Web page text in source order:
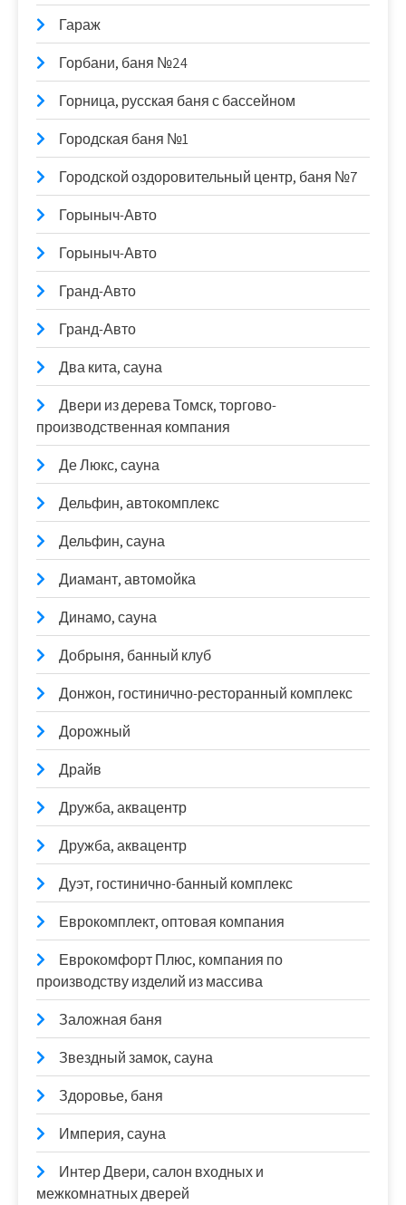
Гараж
Горбани, баня №24
Горница, русская баня с бассейном
Городская баня №1
Городской оздоровительный центр, баня №7
Горыныч-Авто
Горыныч-Авто
Гранд-Авто
Гранд-Авто
Два кита, сауна
Двери из дерева Томск, торгово-
производственная компания
Де Люкс, сауна
Дельфин, автокомплекс
Дельфин, сауна
Диамант, автомойка
Динамо, сауна
Добрыня, банный клуб
Донжон, гостинично-ресторанный комплекс
Дорожный
Драйв
Дружба, аквацентр
Дружба, аквацентр
Дуэт, гостинично-банный комплекс
Еврокомплект, оптовая компания
Еврокомфорт Плюс, компания по
производству изделий из массива
Заложная баня
Звездный замок, сауна
Здоровье, баня
Империя, сауна
Интер Двери, салон входных и
межкомнатных дверей